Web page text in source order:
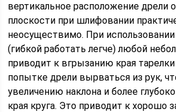
вертикальное расположение дрели
плоскости при шлифовании
неосуществимо. При
(гибкой работать легче) любой
приводит к вгрызанию края
попытке дрели вырваться из рук,
увеличению наклона и более
края круга. Это приводит к хорошо